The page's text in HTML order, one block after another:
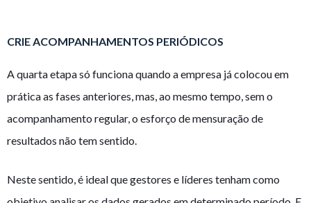
CRIE ACOMPANHAMENTOS PERIÓDICOS
A quarta etapa só funciona quando a empresa já colocou em
prática as fases anteriores, mas, ao mesmo tempo, sem o
acompanhamento regular, o esforço de mensuração de
resultados não tem sentido.
Neste sentido, é ideal que gestores e líderes tenham como